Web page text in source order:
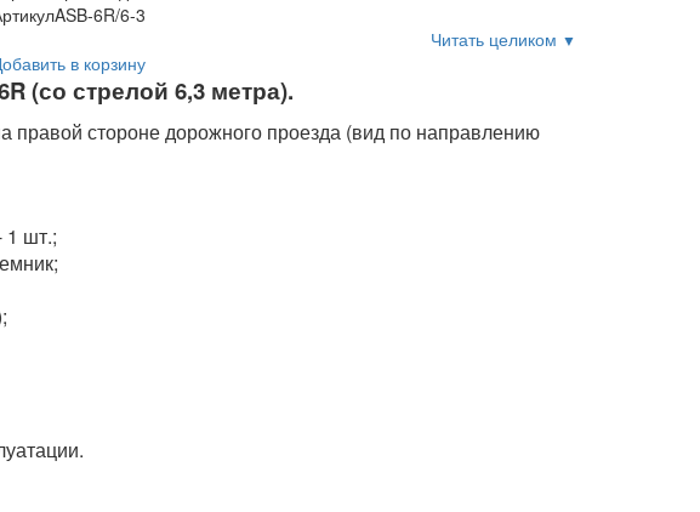
ASB-6R/6-3
Читать целиком ▼
в корзину
(со стрелой 6,3 метра).
правой стороне дорожного проезда (вид по направлению
1 шт.;